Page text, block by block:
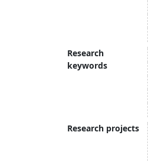
Research
keywords
Research projects